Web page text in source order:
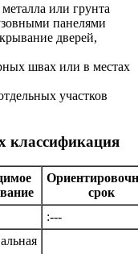
или грунта
панелями
дверей,
швах или в местах
участков
классификация
срок
:---